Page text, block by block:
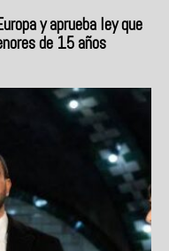
y aprueba ley que
de 15 años